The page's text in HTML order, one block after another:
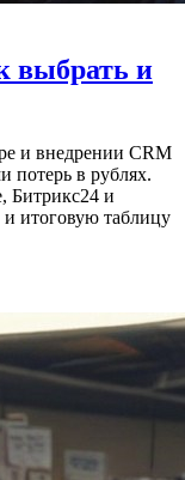
выбрать и
и внедрении CRM
потерь в рублях.
Битрикс24 и
и итоговую таблицу